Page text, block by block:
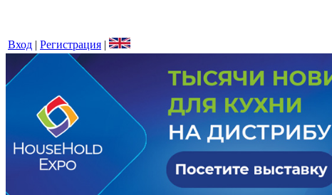
Вход | Регистрация |